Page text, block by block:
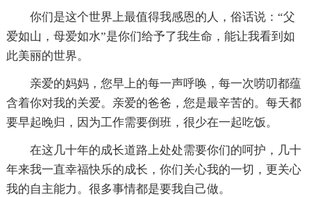
你们是这个世界上最值得我感恩的人，俗话说：“父
爱如山，母爱如水”是你们给予了我生命，能让我看到如
此美丽的世界。
亲爱的妈妈，您早上的每一声呼唤，每一次唠叨都蕴
含着你对我的关爱。亲爱的爸爸，您是最辛苦的。每天都
要早起晚归，因为工作需要倒班，很少在一起吃饭。
在这几十年的成长道路上处处需要你们的呵护，几十
年来我一直幸福快乐的成长，你们关心我的一切，更关心
我的自主能力。很多事情都是要我自己做。